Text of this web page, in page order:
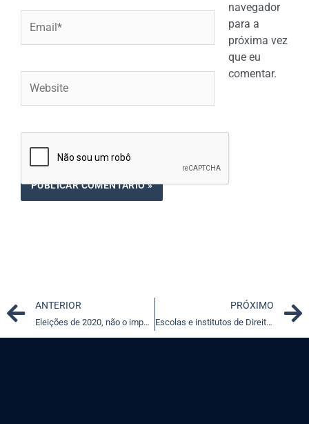
navegador
para a
próxima vez
que eu
comentar.
Prev
ANTERIOR
Eleições de 2020, não o impeachment, vão decidir a sorte de Trump
PRÓXIMO
Escolas e institutos de Direito Eleitoral expõem pontos de vista diversos sobre candidaturas avulsas